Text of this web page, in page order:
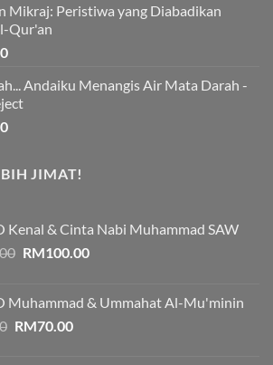
Mikraj: Peristiwa yang Diabadikan
Qur'an
Andaiku Menangis Air Mata Darah -
JIMAT!
Kenal & Cinta Nabi Muhammad SAW
Original
RM114.00.
RM100.00Current
RM100.00.
Muhammad & Ummahat Al-Mu'minin
Original
RM70.00Current